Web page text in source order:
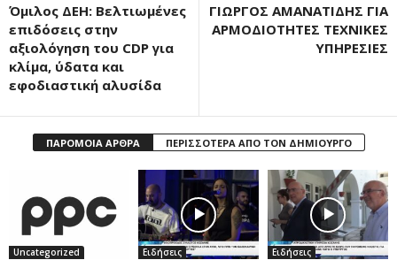
Όμιλος ΔΕΗ: Βελτιωμένες
επιδόσεις στην
αξιολόγηση του CDP για
κλίμα, ύδατα και
εφοδιαστική αλυσίδα
ΓΙΩΡΓΟΣ ΑΜΑΝΑΤΙΔΗΣ ΓΙΑ
ΑΡΜΟΔΙΟΤΗΤΕΣ ΤΕΧΝΙΚΕΣ
ΥΠΗΡΕΣΙΕΣ
ΠΑΡΟΜΟΙΑ ΑΡΘΡΑ ΠΕΡΙΣΣΟΤΕΡΑ ΑΠΟ ΤΟΝ ΔΗΜΙΟΥΡΓΟ
Uncategorized Ειδήσεις Ειδήσεις